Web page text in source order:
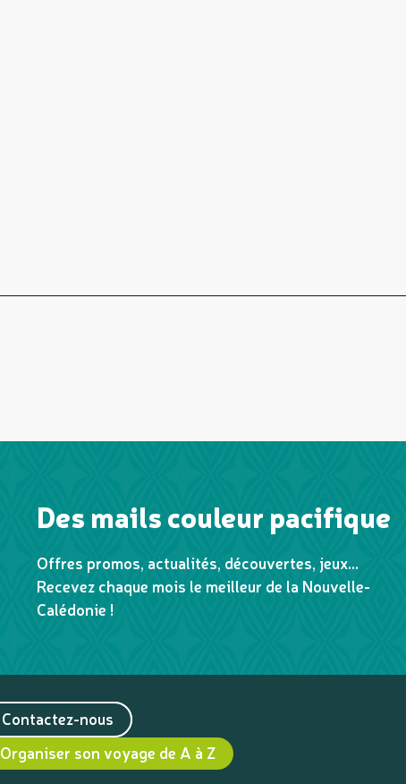
Des mails couleur pacifique
Offres promos, actualités, découvertes, jeux...
Recevez chaque mois le meilleur de la Nouvelle-
Calédonie !
Contactez-nous
Organiser son voyage de A à Z